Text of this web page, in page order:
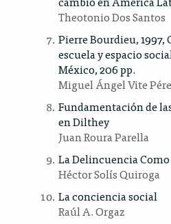
Theotonio Dos Santos
Pierre Bourdieu,
escuela y espacio
México, 206 pp.
Miguel Ángel Vite
Fundamentación de
en Dilthey
Juan Roura Parella
La Delincuencia
Héctor Solís Quiroga
La conciencia social
Raúl A. Orgaz